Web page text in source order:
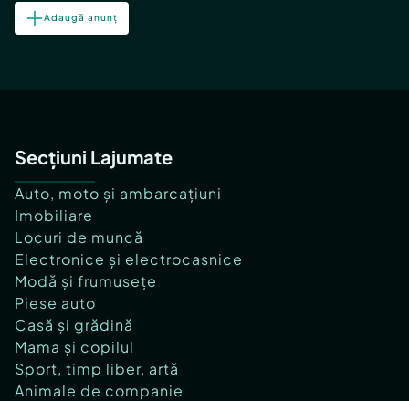
Adaugă anunț
Secțiuni Lajumate
Auto, moto și ambarcațiuni
Imobiliare
Locuri de muncă
Electronice și electrocasnice
Modă și frumusețe
Piese auto
Casă și grădină
Mama și copilul
Sport, timp liber, artă
Animale de companie